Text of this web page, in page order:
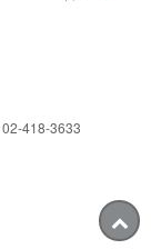
02-418-3633